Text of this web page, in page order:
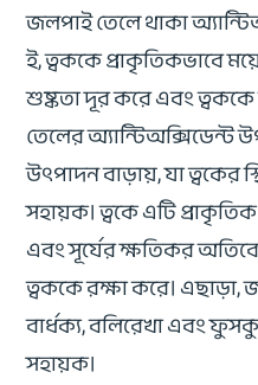
জলপাই তেলে থাকা
ই, ত্বককে প্রাকৃতিকভাবে
শুষ্কতা দূর করে এবং
তেলের অ্যান্টিঅক্সিডেন্ট
উৎপাদন বাড়ায়, যা ত্বকের
সহায়ক। ত্বকে এটি
এবং সূর্যের ক্ষতিকর
ত্বককে রক্ষা করে।
বার্ধক্য, বলিরেখা এবং
সহায়ক।